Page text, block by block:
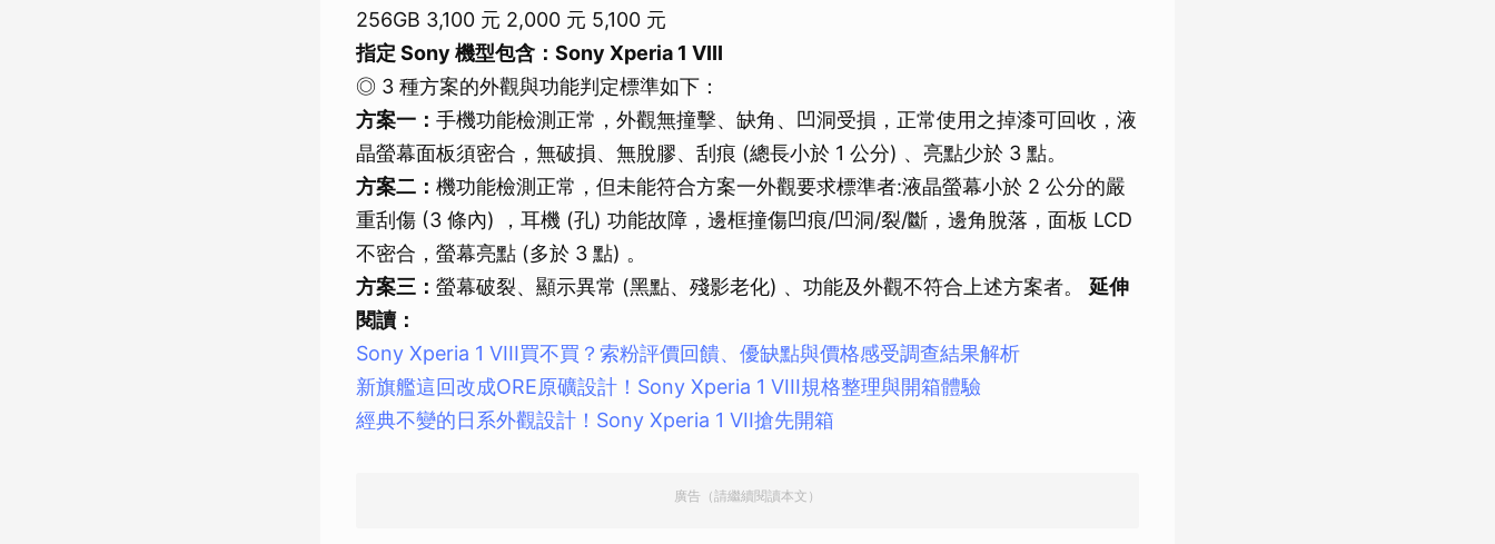
256GB 3,100 元 2,000 元 5,100 元
指定 Sony 機型包含：Sony Xperia 1 VIII
◎ 3 種方案的外觀與功能判定標準如下：
方案一： 手機功能檢測正常，外觀無撞擊、缺角、凹洞受損，正常使用之掉漆可回收，液
晶螢幕面板須密合，無破損、無脫膠、刮痕 (總長小於 1 公分) 、亮點少於 3 點。
方案二： 機功能檢測正常，但未能符合方案一外觀要求標準者:液晶螢幕小於 2 公分的嚴
重刮傷 (3 條內) ，耳機 (孔) 功能故障，邊框撞傷凹痕/凹洞/裂/斷，邊角脫落，面板 LCD
不密合，螢幕亮點 (多於 3 點) 。
方案三： 螢幕破裂、顯示異常 (黑點、殘影老化) 、功能及外觀不符合上述方案者。 延伸
閱讀：
Sony Xperia 1 VIII買不買？索粉評價回饋、優缺點與價格感受調查結果解析
新旗艦這回改成ORE原礦設計！Sony Xperia 1 VIII規格整理與開箱體驗
經典不變的日系外觀設計！Sony Xperia 1 VII搶先開箱
廣告（請繼續閱讀本文）
取消